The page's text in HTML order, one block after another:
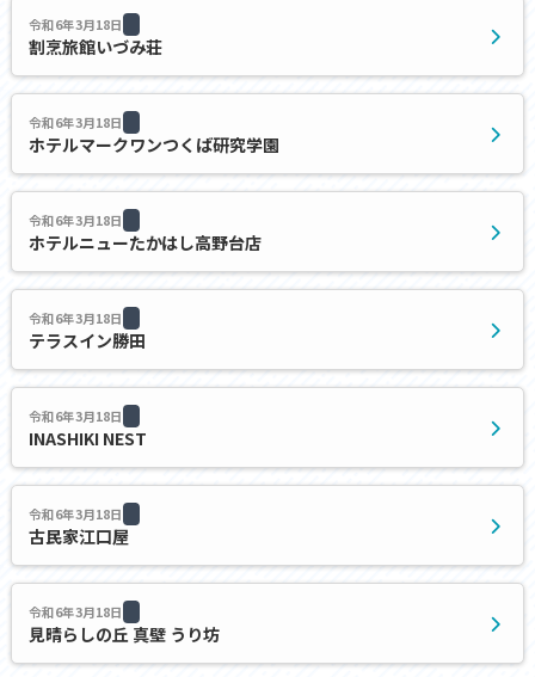
令和6年3月18日
割烹旅館いづみ荘
令和6年3月18日
ホテルマークワンつくば研究学園
令和6年3月18日
ホテルニューたかはし高野台店
令和6年3月18日
テラスイン勝田
令和6年3月18日
INASHIKI NEST
令和6年3月18日
古民家江口屋
令和6年3月18日
見晴らしの丘 真壁 うり坊